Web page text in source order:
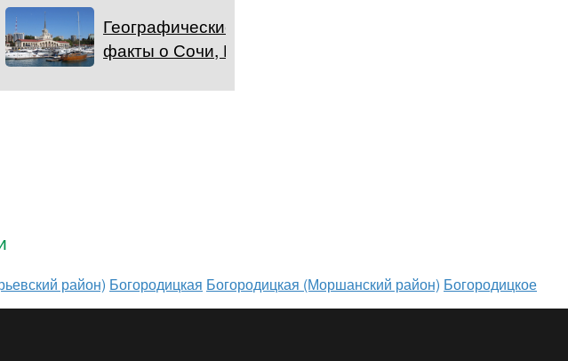
Географические
факты о Сочи, Россия
район) Богородицкая Богородицкая (Моршанский район) Богородицкое